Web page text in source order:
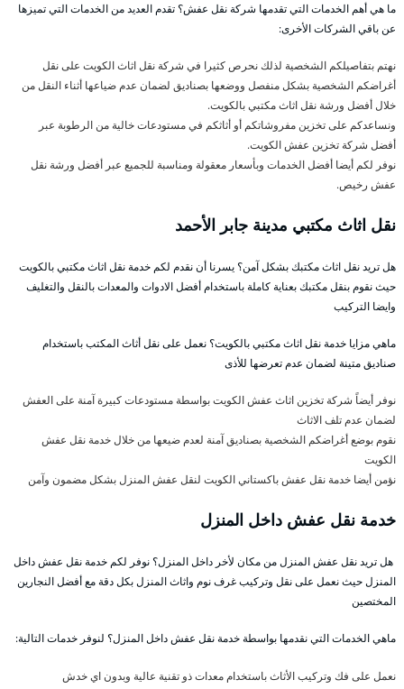
ما هي أهم الخدمات التي تقدمها شركة نقل عفش؟ تقدم العديد من الخدمات التي تميزها
عن باقي الشركات الأخرى:
نهتم بتفاصيلكم الشخصية لذلك نحرص كثيرا في شركة نقل اثاث الكويت على نقل
أغراضكم الشخصية بشكل منفصل ووضعها بصناديق لضمان عدم ضياعها أثناء النقل من
خلال أفضل ورشة نقل اثاث مكتبي بالكويت.
ونساعدكم على تخزين مفروشاتكم أو أثاثكم في مستودعات خالية من الرطوبة عبر
أفضل شركة تخزين عفش الكويت.
نوفر لكم أيضا أفضل الخدمات وبأسعار معقولة ومناسبة للجميع عبر أفضل ورشة نقل
عفش رخيص.
نقل اثاث مكتبي مدينة جابر الأحمد
هل تريد نقل اثاث مكتبك بشكل آمن؟ يسرنا أن نقدم لكم خدمة نقل اثاث مكتبي بالكويت
حيث نقوم بنقل مكتبك بعناية كاملة باستخدام أفضل الادوات والمعدات بالنقل والتغليف
وايضا التركيب
ماهي مزايا خدمة نقل اثاث مكتبي بالكويت؟ نعمل على نقل أثاث المكتب باستخدام
صناديق متينة لضمان عدم تعرضها للأذى
نوفر أيضاً شركة تخزين اثاث عفش الكويت بواسطة مستودعات كبيرة آمنة على العفش
لضمان عدم تلف الاثاث
نقوم بوضع أغراضكم الشخصية بصناديق آمنة لعدم ضيعها من خلال خدمة نقل عفش
الكويت
نؤمن أيضا خدمة نقل عفش باكستاني الكويت لنقل عفش المنزل بشكل مضمون وآمن
خدمة نقل عفش داخل المنزل
هل تريد نقل عفش المنزل من مكان لأخر داخل المنزل؟ نوفر لكم خدمة نقل عفش داخل
المنزل حيث نعمل على نقل وتركيب غرف نوم واثاث المنزل بكل دقة مع أفضل النجارين
المختصين
ماهي الخدمات التي نقدمها بواسطة خدمة نقل عفش داخل المنزل؟ لنوفر خدمات التالية:
نعمل على فك وتركيب الأثاث باستخدام معدات ذو تقنية عالية وبدون اي خدش